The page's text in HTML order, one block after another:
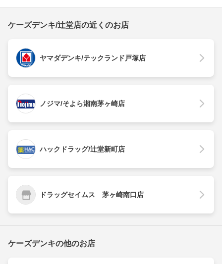
ケーズデンキ/辻堂店の近くのお店
ヤマダデンキ/テックランド戸塚店
ノジマ/そよら湘南茅ヶ崎店
ハックドラッグ/辻堂新町店
ドラッグセイムス 茅ヶ崎南口店
ケーズデンキの他のお店